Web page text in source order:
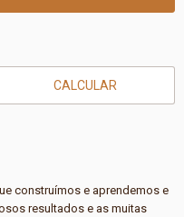
CALCULAR
construímos e aprendemos e
resultados e as muitas